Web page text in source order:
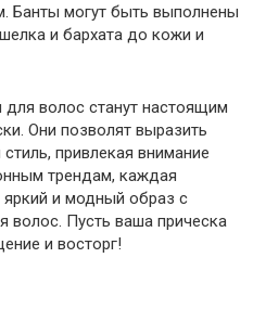
Банты могут быть выполнены
и бархата до кожи и
волос станут настоящим
Они позволят выразить
привлекая внимание
трендам, каждая
и модный образ с
Пусть ваша прическа
и восторг!